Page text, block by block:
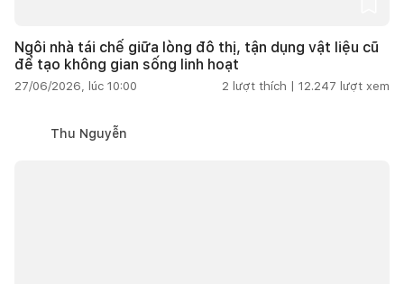
Ngôi nhà tái chế giữa lòng đô thị, tận dụng vật liệu cũ
để tạo không gian sống linh hoạt
27/06/2026, lúc 10:00 2 lượt thích | 12.247 lượt xem
Thu Nguyễn